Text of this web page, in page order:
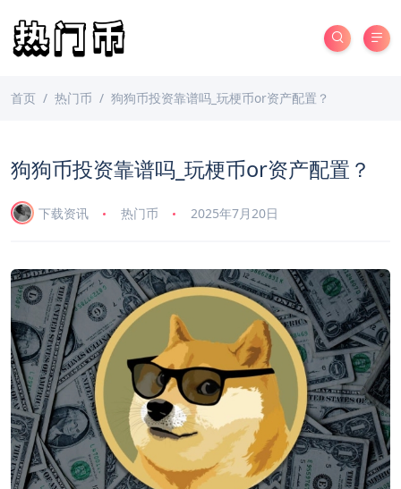
首页 热门币 狗狗币投资靠谱吗_玩梗币or资产配置？
狗狗币投资靠谱吗_玩梗币or资产配置？
下载资讯 热门币 2025年7月20日